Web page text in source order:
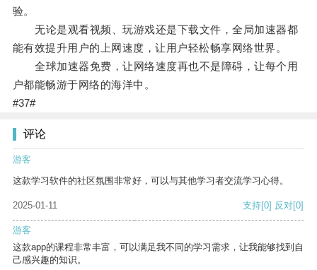
验。
无论是观看视频、玩游戏还是下载文件，全局加速器都
能有效提升用户的上网速度，让用户轻松畅享网络世界。
全球加速器免费，让网络速度再也不是障碍，让每个用
户都能畅游于网络的海洋中。
#37#
评论
游客
这款学习软件的社区氛围非常好，可以与其他学习者交流学习心得。
2025-01-11 支持[0] 反对[0]
游客
这款app的课程非常丰富，可以满足我不同的学习需求，让我能够找到自
己感兴趣的知识。